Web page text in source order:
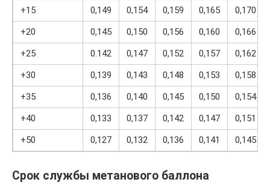
+15
0,149 0,154 0,159 0,165
0,170
+20
0,145 0,150 0,156 0,160
0,166
+25
0.142 0,147 0,152 0,157
0,162
+30
0,139 0,143 0,148 0,153
0,158
+35
0,136 0,140 0,145 0,150
0,154
+40
0,133 0,137 0,142 0,147
0,151
+50
0,127 0,132 0,136 0,141 0,145
Срок службы метанового баллона